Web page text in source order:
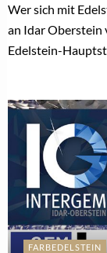
Wer sich mit
an Idar Oberstein
Edelstein-
FARBEDELSTEIN